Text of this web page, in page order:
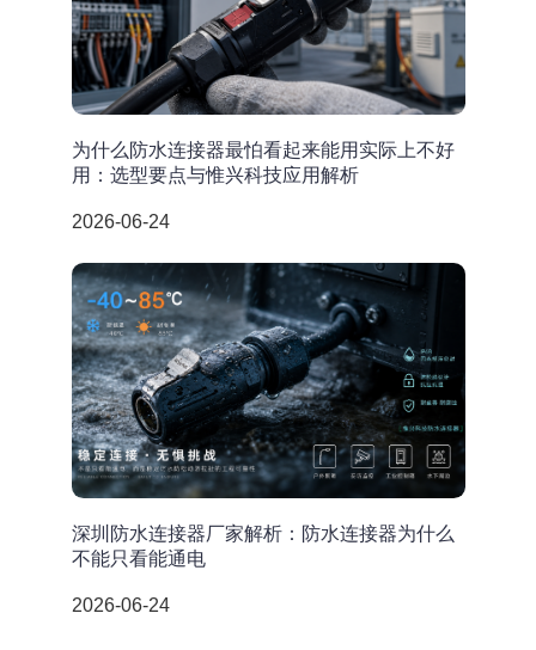
为什么防水连接器最怕看起来能用实际上不好
用：选型要点与惟兴科技应用解析
2026-06-24
深圳防水连接器厂家解析：防水连接器为什么
不能只看能通电
2026-06-24